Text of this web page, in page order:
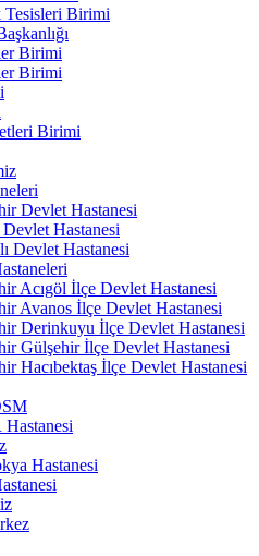
Tesisleri Birimi
Birimi
Birimi
Birimi
Devlet Hastanesi
Hastanesi
Devlet Hastanesi
Acıgöl İlçe Devlet Hastanesi
Avanos İlçe Devlet Hastanesi
Derinkuyu İlçe Devlet Hastanesi
Gülşehir İlçe Devlet Hastanesi
Hacıbektaş İlçe Devlet Hastanesi
Hastanesi